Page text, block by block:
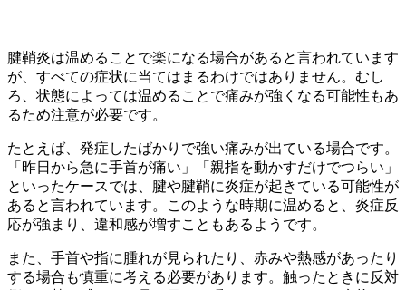
腱鞘炎は温めることで楽になる場合があると言われています
が、すべての症状に当てはまるわけではありません。むし
ろ、状態によっては温めることで痛みが強くなる可能性もあ
るため注意が必要です。
たとえば、発症したばかりで強い痛みが出ている場合です。
「昨日から急に手首が痛い」「親指を動かすだけでつらい」
といったケースでは、腱や腱鞘に炎症が起きている可能性が
あると言われています。このような時期に温めると、炎症反
応が強まり、違和感が増すこともあるようです。
また、手首や指に腫れが見られたり、赤みや熱感があったり
する場合も慎重に考える必要があります。触ったときに反対